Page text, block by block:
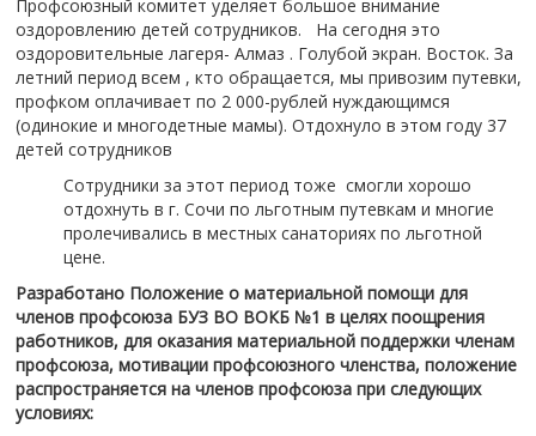
Профсоюзный комитет уделяет большое внимание
оздоровлению детей сотрудников. На сегодня это
оздоровительные лагеря- Алмаз . Голубой экран. Восток. За
летний период всем , кто обращается, мы привозим путевки,
профком оплачивает по 2 000-рублей нуждающимся
(одинокие и многодетные мамы). Отдохнуло в этом году 37
детей сотрудников
Сотрудники за этот период тоже смогли хорошо
отдохнуть в г. Сочи по льготным путевкам и многие
пролечивались в местных санаториях по льготной
цене.
Разработано Положение о материальной помощи для
членов профсоюза БУЗ ВО ВОКБ №1 в целях поощрения
работников, для оказания материальной поддержки членам
профсоюза, мотивации профсоюзного членства, положение
распространяется на членов профсоюза при следующих
условиях: